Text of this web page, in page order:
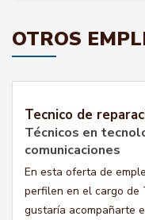
OTROS
Tecnico de
Técnicos en
comunicaciones
En esta oferta de
perfilen en el cargo de
gustaría acompañarte